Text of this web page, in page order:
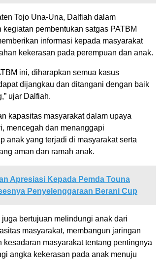
Tojo Una-Una, Dalfiah dalam
pembentukan satgas PATBM
informasi kepada masyarakat
kekerasan pada perempuan dan anak.
ini, diharapkan semua kasus
dijangkau dan ditangani dengan baik
ujar Dalfiah.
kapasitas masyarakat dalam upaya
mencegah dan menanggapi
anak yang terjadi di masyarakat serta
aman dan ramah anak.
Apresiasi Kepada Pemda Touna
Penyelenggaraan Berani Cup
bertujuan melindungi anak dari
masyarakat, membangun jaringan
masyarakat tentang pentingnya
angka kekerasan pada anak menuju